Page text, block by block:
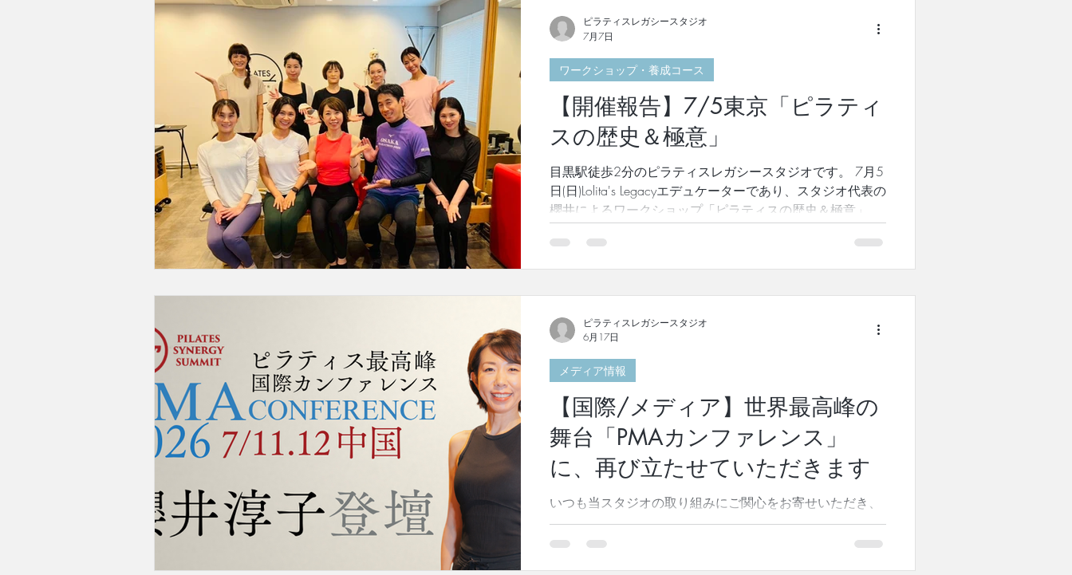
会うまでの知られざる素顔や、ピラティスに出会ってから
今日までの苦難が等身大で語られています。 研究者として
方"を磨き続ける姿勢が、 現在の国際的な活動へとつなが
っていることが伝わる内容です。 本物のピラティスを世界
から日本へ、そして、日本から世界へ という櫻井の情熱を
是非ご一読ください。 掲載記事はこちら THE TRAINER「櫻
井淳子」インタビュー記事はこちら 引き続き、櫻井の活動
にご注目いただければ幸いです。 ======ご案内======
◎2026年10月開講！Lolita's Legacy™指導者養成コース第
15期（GroupO）半期に一度
【開催報告】7/5東京「ピラティ
スの歴史＆極意」
目黒駅徒歩2分のピラティスレガシースタジオです。 7月5
日(日)Lolita's Legacyエデュケーターであり、スタジオ代表の
櫻井によるワークショップ「ピラティスの歴史＆極意」を
開催いたしました。 前半は、「ピラティスの歴史」につい
てから始まりました。 ジョセフ・ピラティスは、元々、ピ
ラティスをどのようなものだと強調していたのか。また、
書には載っていないピラティスの情報を、余すことなく詰
め込んだ大変貴重な時間でした。 初めて聞く当時のジョセ
フ・ピラティスの状況を、みなさん興味深く真剣に聞き入
っていらっしゃいました。 創始者が実際に伝えていた真髄
を知ることで、より本来のピラティスの理解が深まりまし
た。 後半は、「ピラティスの極意」について、ピラティス
メソッドの基礎となるマットでその要素を体験しました。
その上で、リフォーマー・タワー・チェアを使用して、同
時に同じエクササイズに取り組みました。ピラティスの複
数種類のマシンがお互いにどのような関
ワークショップ・養成コース
ピラティスレガシースタジオ
7月7日
【国際/メディア】世界最高峰の
舞台「PMAカンファレンス」
に、再び立たせていただきます
いつも当スタジオの取り組みにご関心をお寄せいただき、
ありがとうございます。 この度、ピラティスレガシースタ
ジオ代表・櫻井淳子の登壇について、嬉しいご報告がござ
メディア情報
ピラティスレガシースタジオ
6月17日